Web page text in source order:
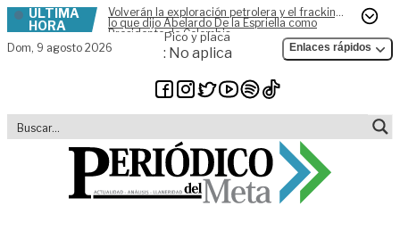
Skip to content
ÚLTIMA
HORA
Volverán la exploración petrolera y el fracking,
lo que dijo Abelardo De la Espriella como
Presidente de Colombia
Dom, 9 agosto 2026
Pico y placa
: No aplica Enlaces rápidos